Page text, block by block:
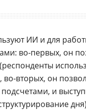
ИИ и для
во-первых, он
во-вторых, он
и